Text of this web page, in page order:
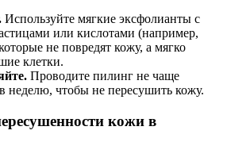
Используйте мягкие эксфолианты с
или кислотами (например,
не повредят кожу, а мягко
клетки.
Проводите пилинг не чаще
неделю, чтобы не пересушить кожу.
кожи в